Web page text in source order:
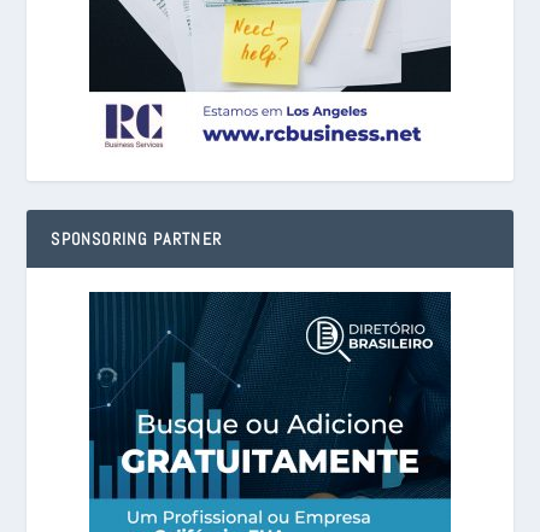
SPONSORING PARTNER